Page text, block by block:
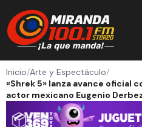
Inicio/Arte y Espectáculo/
«Shrek 5» lanza avance oficial
actor mexicano Eugenio